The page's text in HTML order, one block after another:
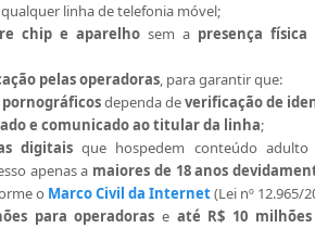
linha de telefonia móvel;
chip e aparelho sem a presença
pelas operadoras, para garantir que:
dependa deverificação de
e comunicado ao titular da linha;
digitais que hospedem conteúdo adulto
apenas a maiores de 18 anos
o Marco Civil da Internet(Lei nº 12.965/
para operadoras e até R$ 10